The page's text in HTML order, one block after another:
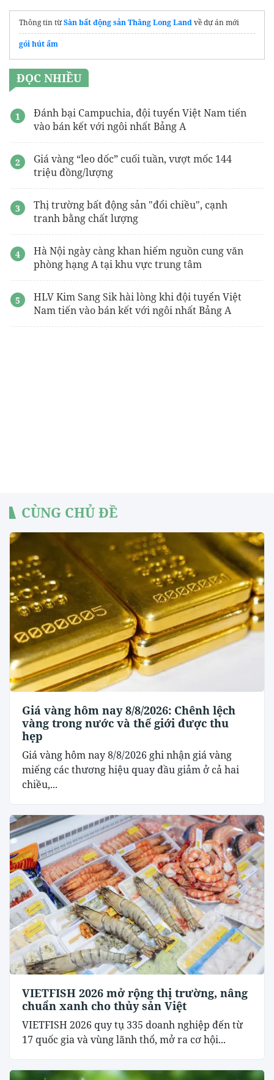
Thông tin từSàn bất động sản Thăng Long Landvề dự án mới
gói hút ẩm
ĐỌC NHIỀU
Đánh bại Campuchia, đội tuyển Việt Nam tiến
vào bán kết với ngôi nhất Bảng A
Giá vàng “leo dốc” cuối tuần, vượt mốc 144
triệu đồng/lượng
Thị trường bất động sản "đổi chiều", cạnh
tranh bằng chất lượng
Hà Nội ngày càng khan hiếm nguồn cung văn
phòng hạng A tại khu vực trung tâm
HLV Kim Sang Sik hài lòng khi đội tuyển Việt
Nam tiến vào bán kết với ngôi nhất Bảng A
CÙNG CHỦ ĐỀ
Giá vàng hôm nay 8/8/2026: Chênh lệch
vàng trong nước và thế giới được thu
hẹp
Giá vàng hôm nay 8/8/2026 ghi nhận giá vàng
miếng các thương hiệu quay đầu giảm ở cả hai
chiều,...
VIETFISH 2026 mở rộng thị trường, nâng
chuẩn xanh cho thủy sản Việt
VIETFISH 2026 quy tụ 335 doanh nghiệp đến từ
17 quốc gia và vùng lãnh thổ, mở ra cơ hội...